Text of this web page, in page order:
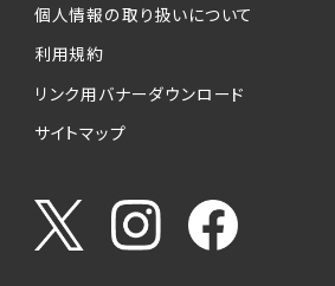
個人情報の取り扱いについて
利用規約
リンク用バナーダウンロード
サイトマップ